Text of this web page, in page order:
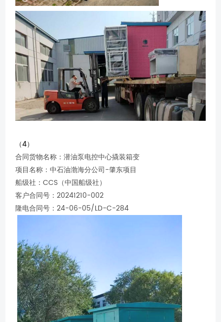
（4）
合同货物名称：潜油泵电控中心撬装箱变
项目名称：中石油渤海分公司-肇东项目
船级社：CCS（中国船级社）
客户合同号：20241210-002
隆电合同号：24-06-05/LD-C-284